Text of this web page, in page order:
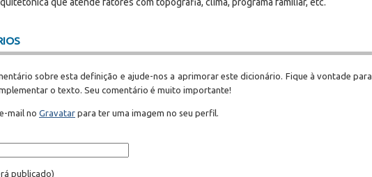
sobre esta definição e ajude-nos a aprimorar este dicionário. Fique à vontade para
o texto. Seu comentário é muito importante!
mail no Gravatar para ter uma imagem no seu perfil.
publicado)